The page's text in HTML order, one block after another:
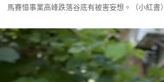
馬賽憶事業高峰跌落谷底有被害妄想。（小紅書）